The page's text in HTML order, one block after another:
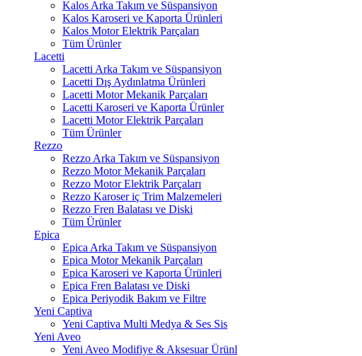
Kalos Arka Takım ve Süspansiyon
Kalos Karoseri ve Kaporta Ürünleri
Kalos Motor Elektrik Parçaları
Tüm Ürünler
Lacetti
Lacetti Arka Takım ve Süspansiyon
Lacetti Dış Aydınlatma Ürünleri
Lacetti Motor Mekanik Parçaları
Lacetti Karoseri ve Kaporta Ürünler
Lacetti Motor Elektrik Parçaları
Tüm Ürünler
Rezzo
Rezzo Arka Takım ve Süspansiyon
Rezzo Motor Mekanik Parçaları
Rezzo Motor Elektrik Parçaları
Rezzo Karoser iç Trim Malzemeleri
Rezzo Fren Balatası ve Diski
Tüm Ürünler
Epica
Epica Arka Takım ve Süspansiyon
Epica Motor Mekanik Parçaları
Epica Karoseri ve Kaporta Ürünleri
Epica Fren Balatası ve Diski
Epica Periyodik Bakım ve Filtre
Yeni Captiva
Yeni Captiva Multi Medya & Ses Sis
Yeni Aveo
Yeni Aveo Modifiye & Aksesuar Ürünl